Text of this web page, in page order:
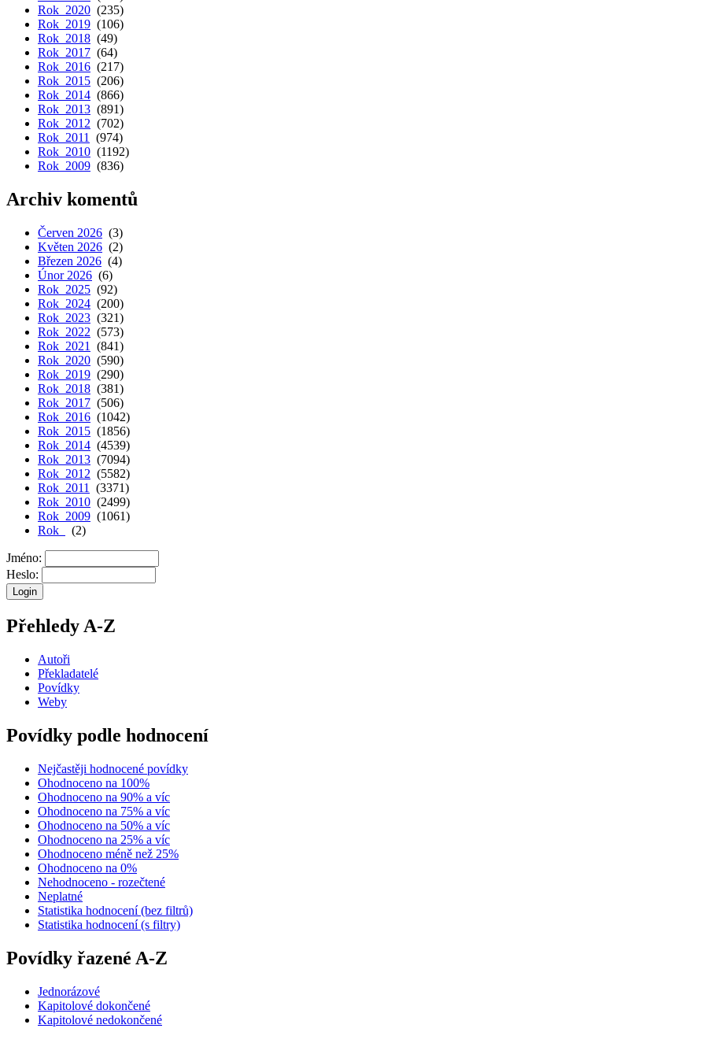
Rok 2020 (235)
Rok 2019 (106)
Rok 2018 (49)
Rok 2017 (64)
Rok 2016 (217)
Rok 2015 (206)
Rok 2014 (866)
Rok 2013 (891)
Rok 2012 (702)
Rok 2011
(974)
Rok 2010 (1192)
Rok 2009 (836)
Archiv komentů
Červen 2026 (3)
Květen 2026 (2)
Březen 2026 (4)
Únor 2026 (6)
Rok 2025 (92)
Rok 2024 (200)
Rok 2023 (321)
Rok 2022 (573)
Rok 2021
(841)
Rok 2020 (590)
Rok 2019 (290)
Rok 2018 (381)
Rok 2017 (506)
Rok 2016 (1042)
Rok 2015 (1856)
Rok 2014 (4539)
Rok 2013 (7094)
Rok 2012 (5582)
Rok 2011
(3371)
Rok 2010 (2499)
Rok 2009 (1061)
Rok
(2)
Jméno:
Heslo:
Přehledy A-Z
Autoři
Překladatelé
Povídky
Weby
Povídky podle hodnocení
Nejčastěji hodnocené povídky
Ohodnoceno na 100%
Ohodnoceno na 90% a víc
Ohodnoceno na 75% a víc
Ohodnoceno na 50% a víc
Ohodnoceno na 25% a víc
Ohodnoceno méně než 25%
Ohodnoceno na 0%
Nehodnoceno - rozečtené
Neplatné
Statistika hodnocení (bez filtrů)
Statistika hodnocení (s filtry)
Povídky řazené A-Z
Jednorázové
Kapitolové dokončené
Kapitolové nedokončené